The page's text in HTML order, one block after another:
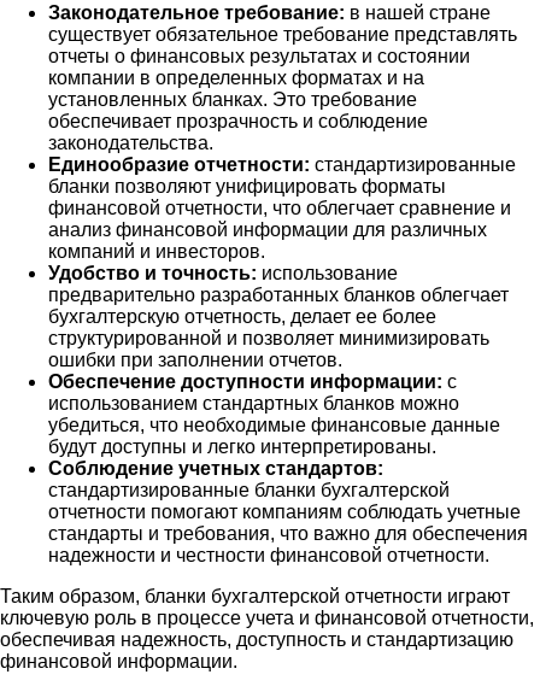
Законодательное требование: в нашей стране
существует обязательное требование представлять
отчеты о финансовых результатах и состоянии
компании в определенных форматах и на
установленных бланках. Это требование
обеспечивает прозрачность и соблюдение
законодательства.
Единообразие отчетности: стандартизированные
бланки позволяют унифицировать форматы
финансовой отчетности, что облегчает сравнение и
анализ финансовой информации для различных
компаний и инвесторов.
Удобство и точность: использование
предварительно разработанных бланков облегчает
бухгалтерскую отчетность, делает ее более
структурированной и позволяет минимизировать
ошибки при заполнении отчетов.
Обеспечение доступности информации: с
использованием стандартных бланков можно
убедиться, что необходимые финансовые данные
будут доступны и легко интерпретированы.
Соблюдение учетных стандартов:
стандартизированные бланки бухгалтерской
отчетности помогают компаниям соблюдать учетные
стандарты и требования, что важно для обеспечения
надежности и честности финансовой отчетности.
Таким образом, бланки бухгалтерской отчетности играют
ключевую роль в процессе учета и финансовой отчетности,
обеспечивая надежность, доступность и стандартизацию
финансовой информации.